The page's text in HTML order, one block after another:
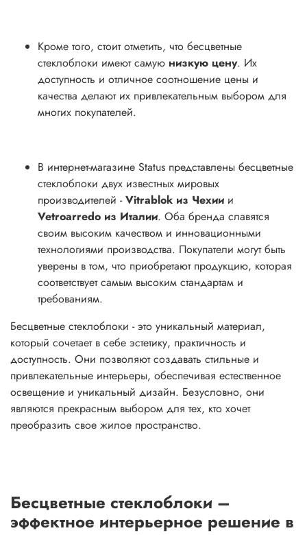
Кроме того, стоит отметить, что бесцветные
стеклоблоки имеют самую низкую цену. Их
доступность и отличное соотношение цены и
качества делают их привлекательным выбором для
многих покупателей.
В интернет-магазине Status представлены бесцветные
стеклоблоки двух известных мировых
производителей -Vitrablok из Чехии и
Vetroarredo из Италии. Оба бренда славятся
своим высоким качеством и инновационными
технологиями производства. Покупатели могут быть
уверены в том, что приобретают продукцию, которая
соответствует самым высоким стандартам и
требованиям.
Бесцветные стеклоблоки - это уникальный материал,
который сочетает в себе эстетику, практичность и
доступность. Они позволяют создавать стильные и
привлекательные интерьеры, обеспечивая естественное
освещение и уникальный дизайн. Безусловно, они
являются прекрасным выбором для тех, кто хочет
преобразить свое жилое пространство.
Бесцветные стеклоблоки –
эффектное интерьерное решение в